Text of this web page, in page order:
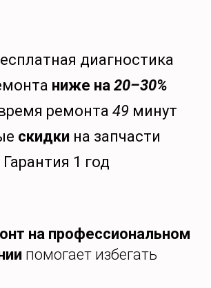
диагностика
ниже на 20–30%
ремонта 49 минут
скидки на запчасти
Гарантия 1 год
на профессиональном
помогает избегать